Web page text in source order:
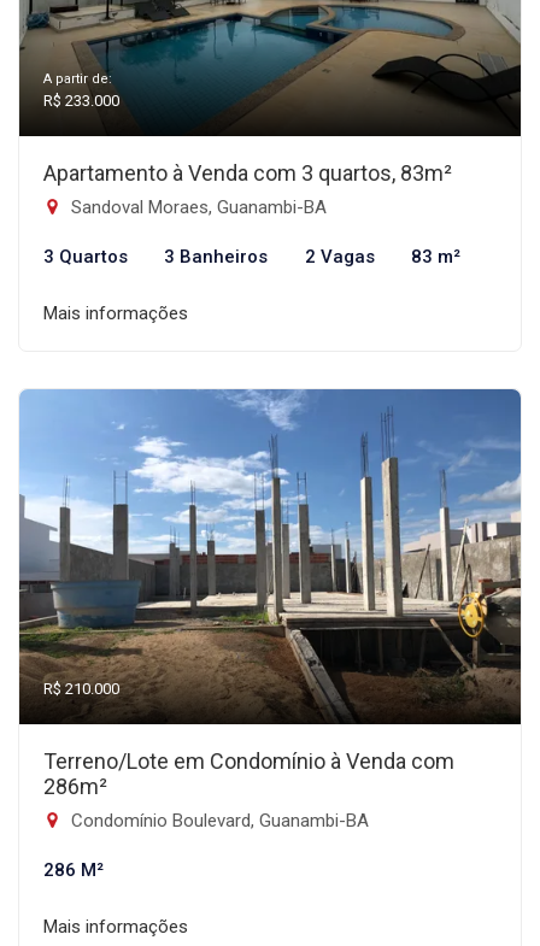
A partir de:
R$ 233.000
Apartamento à Venda com 3 quartos, 83m²
Sandoval Moraes, Guanambi-BA
3 Quartos 3 Banheiros 2 Vagas 83 m²
Mais informações
R$ 210.000
Terreno/Lote em Condomínio à Venda com
286m²
Condomínio Boulevard, Guanambi-BA
286 M²
Mais informações